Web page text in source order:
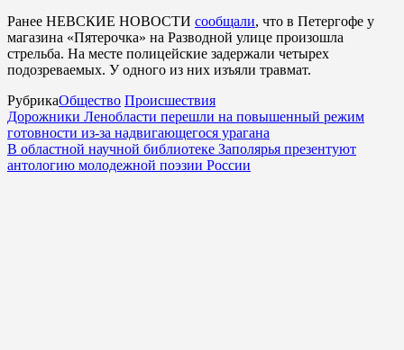
Ранее НЕВСКИЕ НОВОСТИ сообщали, что в Петергофе у
магазина «Пятерочка» на Разводной улице произошла
стрельба. На месте полицейские задержали четырех
подозреваемых. У одного из них изъяли травмат.
РубрикаОбщество Происшествия
Дорожники Ленобласти перешли на повышенный режим
готовности из-за надвигающегося урагана
В областной научной библиотеке Заполярья презентуют
антологию молодежной поэзии России